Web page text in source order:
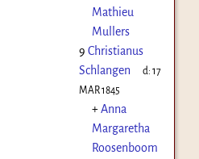
Mathieu
Mullers
9 Christianus
Schlangen
d:17
MAR 1845
+Anna
Margaretha
Roosenboom